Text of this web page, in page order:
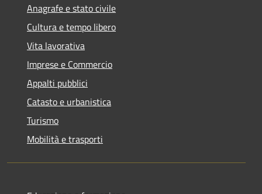
Anagrafe e stato civile
Cultura e tempo libero
Vita lavorativa
Imprese e Commercio
Appalti pubblici
Catasto e urbanistica
Turismo
Mobilità e trasporti